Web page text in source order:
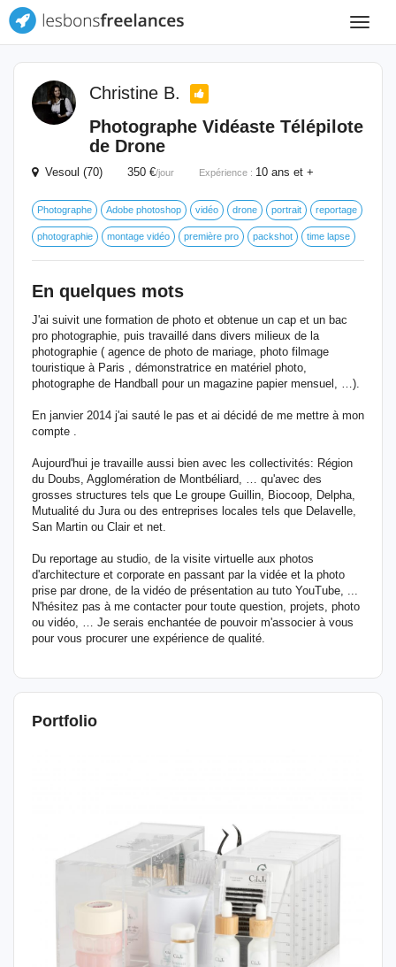
Toggle
Christine B.
Photographe Vidéaste Télépilote
de Drone
Vesoul (70) 350 €/jour Expérience : 10 ans et +
Photographe Adobe photoshop vidéo drone portrait reportage
photographie montage vidéo première pro packshot time lapse
En quelques mots
J'ai suivit une formation de photo et obtenue un cap et un bac
pro photographie, puis travaillé dans divers milieux de la
photographie ( agence de photo de mariage, photo filmage
touristique à Paris , démonstratrice en matériel photo,
photographe de Handball pour un magazine papier mensuel, …).
En janvier 2014 j'ai sauté le pas et ai décidé de me mettre à mon
compte .
Aujourd'hui je travaille aussi bien avec les collectivités: Région
du Doubs, Agglomération de Montbéliard, … qu'avec des
grosses structures tels que Le groupe Guillin, Biocoop, Delpha,
Mutualité du Jura ou des entreprises locales tels que Delavelle,
San Martin ou Clair et net.
Du reportage au studio, de la visite virtuelle aux photos
d'architecture et corporate en passant par la vidée et la photo
prise par drone, de la vidéo de présentation au tuto YouTube, ...
N'hésitez pas à me contacter pour toute question, projets, photo
ou vidéo, … Je serais enchantée de pouvoir m'associer à vous
pour vous procurer une expérience de qualité.
Portfolio